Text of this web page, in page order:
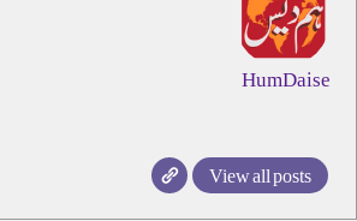
HumDaise
View all posts